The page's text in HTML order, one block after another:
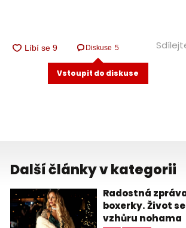
Diskuse 5
Vstoupit do diskuse
Další články v kategorii
Radostná
boxerky. Život
vzhůru nohama